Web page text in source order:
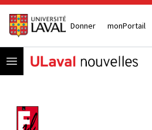
Donner monPortail
Open menu